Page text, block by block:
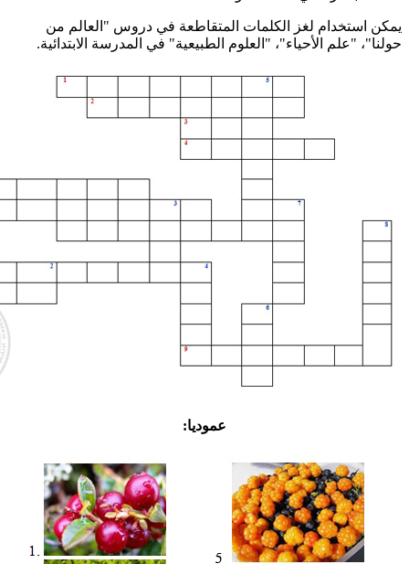
يمكن استخدام لغز الكلمات المتقاطعة في دروس "العالم من
حولنا"، "علم الأحياء"، "العلوم الطبيعية" في المدرسة الابتدائية.
عموديا: